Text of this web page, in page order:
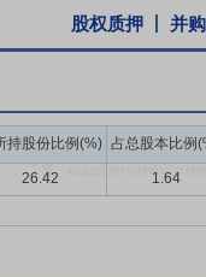
实现的年均可分配利润的
票并上市后三年内,如公
管理人员增持公司股票以
股权质押 并
持股份比例(%) 占总股本比例
26.42 1.64